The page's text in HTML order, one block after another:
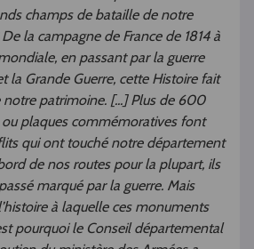
champs de bataille de notre
la campagne de France de 1814 à
en passant par la guerre
la Grande Guerre, cette Histoire fait
patrimoine. [...] Plus de 600
plaques commémoratives font
qui ont touché notre département
de nos routes pour la plupart, ils
marqué par la guerre. Mais
à laquelle ces monuments
pourquoi le Conseil départemental